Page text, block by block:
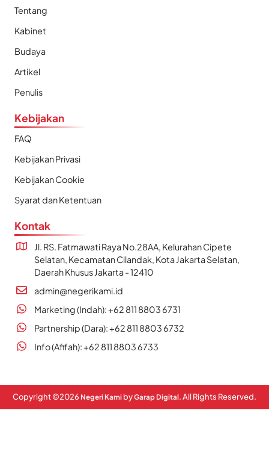
Tentang
Kabinet
Budaya
Artikel
Penulis
Kebijakan
FAQ
Kebijakan Privasi
Kebijakan Cookie
Syarat dan Ketentuan
Kontak
Jl. RS. Fatmawati Raya No.28AA, Kelurahan Cipete
Selatan, Kecamatan Cilandak, Kota Jakarta Selatan,
Daerah Khusus Jakarta - 12410
admin@negerikami.id
Marketing (Indah): +62 811 8803 6731
Partnership (Dara): +62 811 8803 6732
Info (Afifah): +62 811 8803 6733
Copyright ©2026 Negeri Kami byGarap Digital. All Rights Reserved.